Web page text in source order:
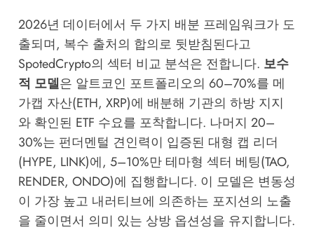
2026년 데이터에서 두 가지 배분 프레임워크가 도
출되며, 복수 출처의 합의로 뒷받침된다고
SpotedCrypto의 섹터 비교 분석은 전합니다. 보수
적 모델은 알트코인 포트폴리오의 60–70%를 메
가캡 자산(ETH, XRP)에 배분해 기관의 하방 지지
와 확인된 ETF 수요를 포착합니다. 나머지 20–
30%는 펀더멘털 견인력이 입증된 대형 캡 리더
(HYPE, LINK)에, 5–10%만 테마형 섹터 베팅(TAO,
RENDER, ONDO)에 집행합니다. 이 모델은 변동성
이 가장 높고 내러티브에 의존하는 포지션의 노출
을 줄이면서 의미 있는 상방 옵션성을 유지합니다.